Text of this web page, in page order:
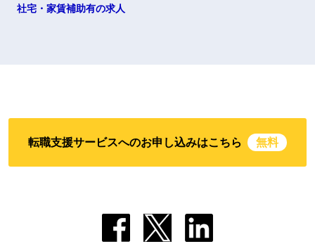
社宅・家賃補助有の求人
転職支援サービスへのお申し込みはこちら 無料